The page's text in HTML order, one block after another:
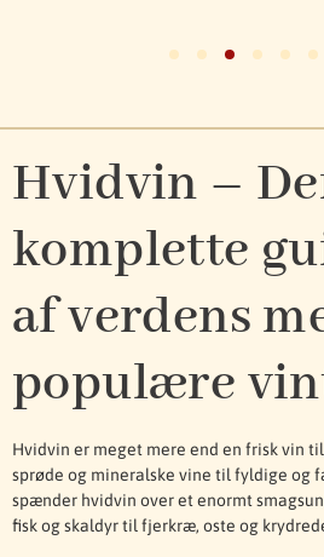
Hvidvin –
komplette
af verdens
populære
Hvidvin er meget mere end en frisk vin
sprøde og mineralske vine til fyldige og
spænder hvidvin over et enormt
fisk og skaldyr til fjerkræ, oste og